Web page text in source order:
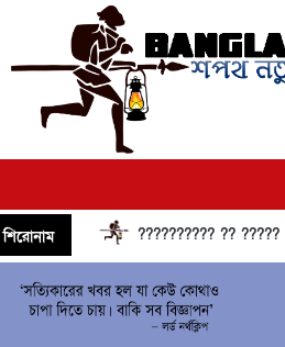
শিরোনাম ?????????? ?? ?????